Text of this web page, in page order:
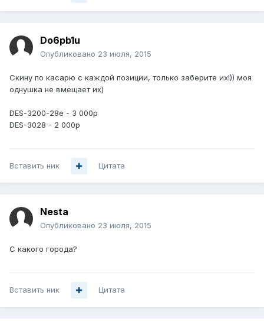
Do6pb1u
Опубликовано 23 июля, 2015
Скину по касарю с каждой позиции, только заберите их!)) моя
однушка не вмещает их)
DES-3200-28e - 3 000р
DES-3028 - 2 000р
Вставить ник Цитата
Nesta
Опубликовано 23 июля, 2015
С какого города?
Вставить ник Цитата